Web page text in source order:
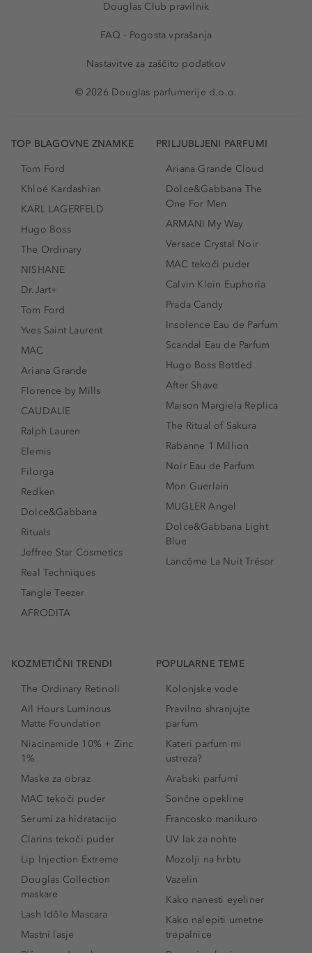
Douglas Club pravilnik
FAQ - Pogosta vprašanja
Nastavitve za zaščito podatkov
© 2026 Douglas parfumerije d.o.o.
TOP BLAGOVNE ZNAMKE
Tom Ford
Khloé Kardashian
KARL LAGERFELD
Hugo Boss
The Ordinary
NISHANE
Dr.Jart+
Tom Ford
Yves Saint Laurent
MAC
Ariana Grande
Florence by Mills
CAUDALIE
Ralph Lauren
Elemis
Filorga
Redken
Dolce&Gabbana
Rituals
Jeffree Star Cosmetics
Real Techniques
Tangle Teezer
AFRODITA
PRILJUBLJENI PARFUMI
Ariana Grande Cloud
Dolce&Gabbana The
One For Men
ARMANI My Way
Versace Crystal Noir
MAC tekoči puder
Calvin Klein Euphoria
Prada Candy
Insolence Eau de Parfum
Scandal Eau de Parfum
Hugo Boss Bottled
After Shave
Maison Margiela Replica
The Ritual of Sakura
Rabanne 1 Million
Noir Eau de Parfum
Mon Guerlain
MUGLER Angel
Dolce&Gabbana Light
Blue
Lancôme La Nuit Trésor
KOZMETIČNI TRENDI
The Ordinary Retinoli
All Hours Luminous
Matte Foundation
Niacinamide 10% + Zinc
1%
Maske za obraz
MAC tekoči puder
Serumi za hidratacijo
Clarins tekoči puder
Lip Injection Extreme
Douglas Collection
maskare
Lash Idôle Mascara
Mastni lasje
POPULARNE TEME
Kolonjske vode
Pravilno shranjujte
parfum
Kateri parfum mi
ustreza?
Arabski parfumi
Sončne opekline
Francosko manikuro
UV lak za nohte
Mozolji na hrbtu
Vazelin
Kako nanesti eyeliner
Kako nalepiti umetne
trepalnice